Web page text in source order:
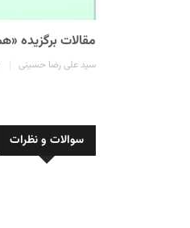
مقالات برگزیده
سید علی رضا حسینی
سوالات و نظرات